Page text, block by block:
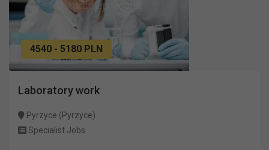
4540 - 5180 PLN
Laboratory work
Pyrzyce (Pyrzyce)
Specialist Jobs